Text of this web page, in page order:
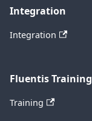
Integration
Integration
Fluentis Training
Training